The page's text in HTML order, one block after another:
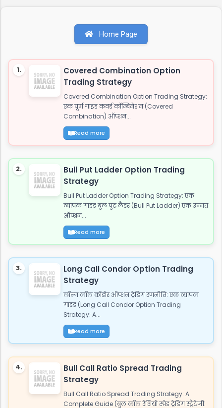
यारो के यार है जाट, और दुशमन के लिये तुफान है जाट, तभी
तो दुनिया कहती है बाप रे खतरनाक है जाट..!!" इस शायरी को
अटीट्यूड स्टेटस "ये आवाज नही जाट कि दहाड़ है, अकेले भी
खडे सामने हो जाये तो...
Home Page
1.
Covered Combination Option
Trading Strategy
Covered Combination Option Trading Strategy:
एक पूर्ण गाइड कवर्ड कॉम्बिनेशन (Covered
Combination) ऑप्शन...
Read more
2.
Bull Put Ladder Option Trading
Strategy
Bull Put Ladder Option Trading Strategy: एक
व्यापक गाइड बुल पुट लैडर (Bull Put Ladder) एक उन्नत
ऑप्शन...
Read more
3.
Long Call Condor Option Trading
Strategy
लॉन्ग कॉल कोंडोर ऑप्शन ट्रेडिंग रणनीति: एक व्यापक
गाइड (Long Call Condor Option Trading
Strategy: A...
Read more
4.
Bull Call Ratio Spread Trading
Strategy
Bull Call Ratio Spread Trading Strategy: A
Complete Guide (बुल कॉल रेशियो स्प्रेड ट्रेडिंग स्ट्रैटेजी: